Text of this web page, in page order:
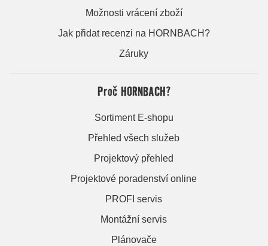
Možnosti vrácení zboží
Jak přidat recenzi na HORNBACH?
Záruky
Proč HORNBACH?
Sortiment E-shopu
Přehled všech služeb
Projektový přehled
Projektové poradenství online
PROFI servis
Montážní servis
Plánovače